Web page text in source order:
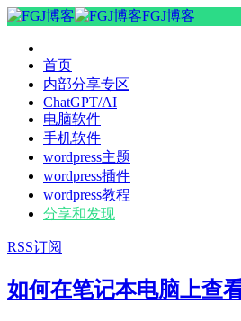
FGJ博客
首页
内部分享专区
ChatGPT/AI
电脑软件
手机软件
wordpress主题
wordpress插件
wordpress教程
分享和发现
RSS订阅
如何在笔记本电脑上查